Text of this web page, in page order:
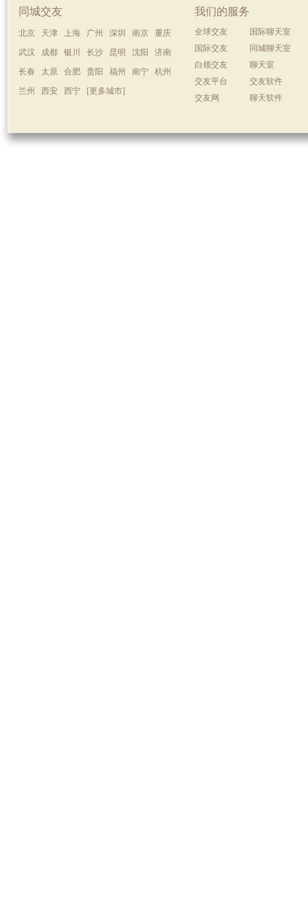
同城交友
北京 天津 上海 广州 深圳 南京
重庆
武汉
成都 银川 长沙 昆明 沈阳
济南
长春
太原 合肥 贵阳 福州 南宁
杭州
兰州
西安 西宁 [更多城市]
我们的服务
全球交友
国际交友
白领交友
交友平台
交友网
国际聊天室
同城聊天室
聊天室
交友软件
聊天软件